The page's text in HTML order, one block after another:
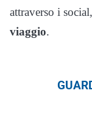
attraverso i
viaggio.